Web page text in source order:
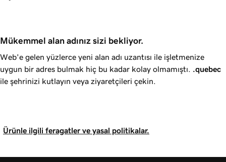
Mükemmel alan adınız sizi bekliyor.
Web'e gelen yüzlerce yeni alan adı uzantısı ile işletmenize
uygun bir adres bulmak hiç bu kadar kolay olmamıştı.
.quebec
ile şehrinizi kutlayın veya ziyaretçileri çekin.
Ürünle ilgili feragatler ve yasal politikalar.